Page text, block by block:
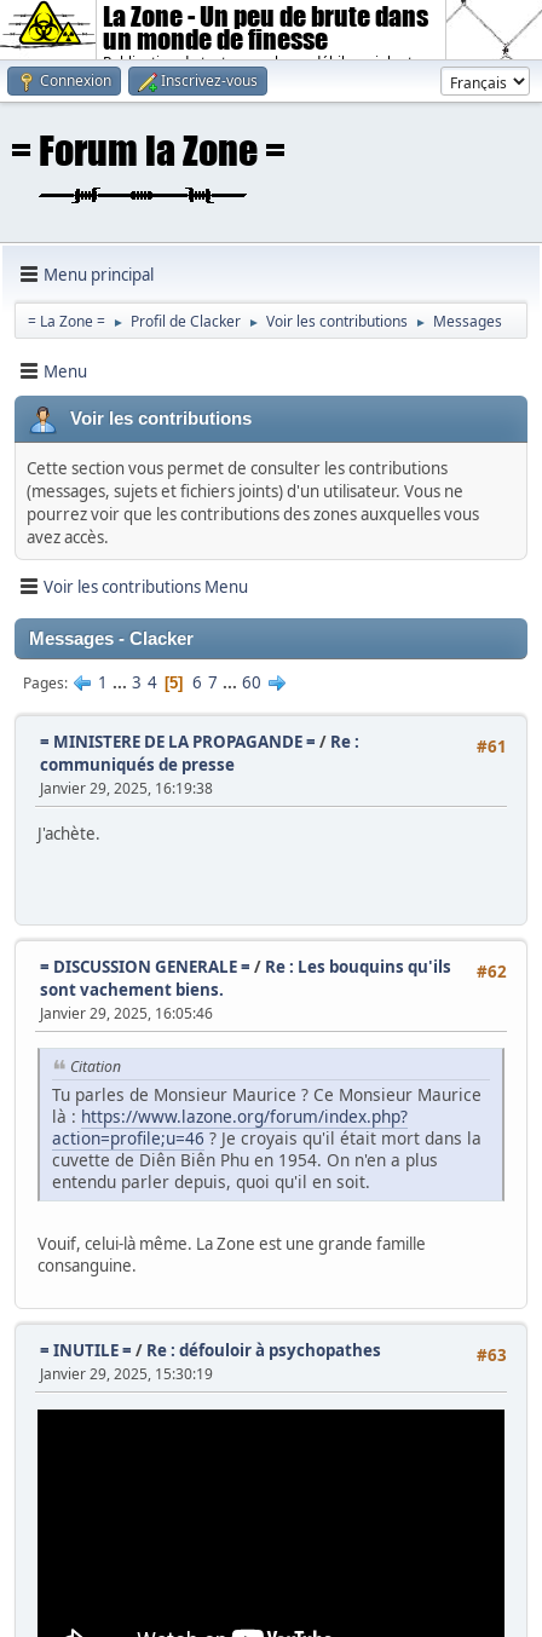
La Zone - Un peu de brute dans
un monde de finesse
Publication de textes sombres, débiles, violents.
Connexion
Inscrivez-vous
Menu principal
= La Zone = ► Profil de Clacker ► Voir les contributions ► Messages
Menu
Voir les contributions
Cette section vous permet de consulter les contributions
(messages, sujets et fichiers joints) d'un utilisateur. Vous ne
pourrez voir que les contributions des zones auxquelles vous
avez accès.
Voir les contributions Menu
Messages - Clacker
Pages 1 ... 3 4 5 6 7 ... 60
#61
= MINISTERE DE LA PROPAGANDE = / Re :
communiqués de presse
Janvier 29, 2025, 16:19:38
J'achète.
#62
= DISCUSSION GENERALE = / Re : Les bouquins qu'ils
sont vachement biens.
Janvier 29, 2025, 16:05:46
Citation
Tu parles de Monsieur Maurice ? Ce Monsieur Maurice
là : https://www.lazone.org/forum/index.php?
action=profile;u=46 ? Je croyais qu'il était mort dans la
cuvette de Diên Biên Phu en 1954. On n'en a plus
entendu parler depuis, quoi qu'il en soit.
Vouif, celui-là même. La Zone est une grande famille
consanguine.
#63
= INUTILE = / Re : défouloir à psychopathes
Janvier 29, 2025, 15:30:19